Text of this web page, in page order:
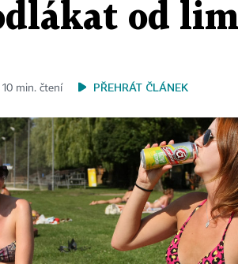
od
10 min. čtení
PŘEHRÁT ČLÁNEK